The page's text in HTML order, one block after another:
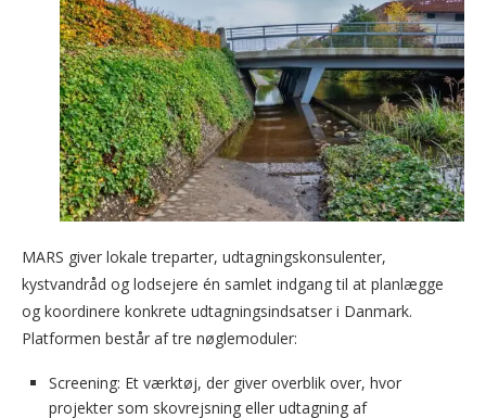
MARS giver lokale treparter, udtagningskonsulenter,
kystvandråd og lodsejere én samlet indgang til at planlægge
og koordinere konkrete udtagningsindsatser i Danmark.
Platformen består af tre nøglemoduler:
Screening: Et værktøj, der giver overblik over, hvor
projekter som skovrejsning eller udtagning af